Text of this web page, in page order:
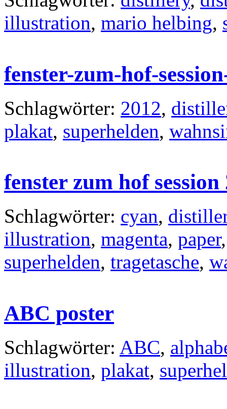
illustration, mario helbing,
fenster-zum-hof-
Schlagwörter: 2012,
plakat, superhelden,
fenster zum hof session
Schlagwörter: cyan,
illustration, magenta, paper
superhelden, tragetasche,
ABC poster
Schlagwörter: ABC,
illustration, plakat,